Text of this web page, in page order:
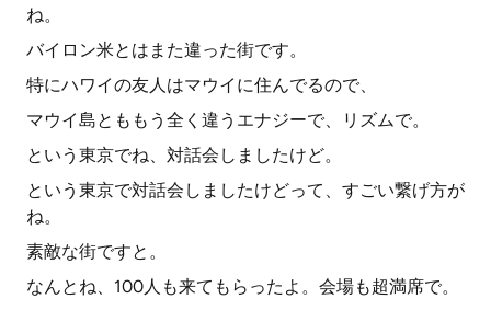
ね。
バイロン米とはまた違った街です。
特にハワイの友人はマウイに住んでるので、
マウイ島とももう全く違うエナジーで、リズムで。
という東京でね、対話会しましたけど。
という東京で対話会しましたけどって、すごい繋げ方が
ね。
素敵な街ですと。
なんとね、100人も来てもらったよ。会場も超満席で。